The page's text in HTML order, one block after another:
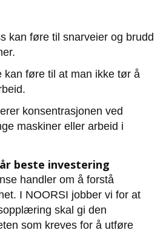
kan føre til snarveier og brudd
kan føre til at man ikke tør å
konsentrasjonen ved
maskiner eller arbeid i
beste investering
handler om å forstå
I NOORSI jobber vi for at
skal gi den
som kreves for å utføre